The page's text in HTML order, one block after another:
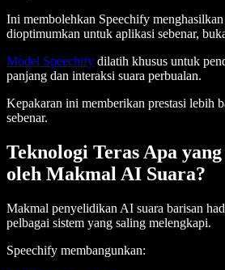
Ini membolehkan Speechify
dioptimumkan untuk aplikasi sebenar,
Model Speechify dilatih khusus untuk
panjang dan interaksi suara perbualan.
Kepakaran ini memberikan prestasi lebih
sebenar.
Teknologi Teras Apa
oleh Makmal AI Suara?
Makmal penyelidikan AI suara barisan
pelbagai sistem yang saling melengkapi.
Speechify membangunkan: